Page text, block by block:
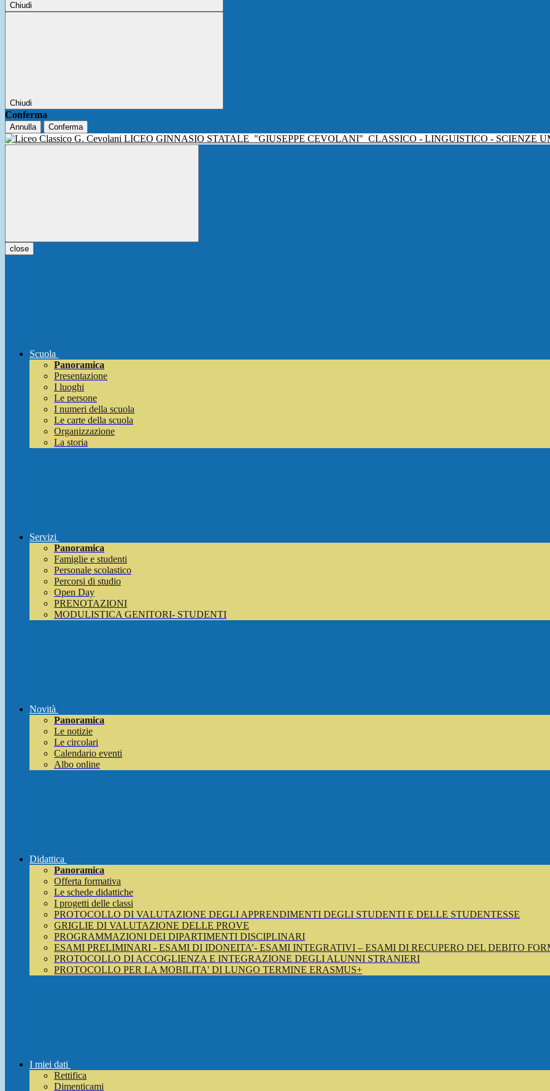
Chiudi
Chiudi
Conferma
Annulla Conferma
LICEO GINNASIO STATALE "GIUSEPPE CEVOLANI" CLASSICO - LINGUISTICO - SCIENZE
close
Scuola
Panoramica
Presentazione
I luoghi
Le persone
I numeri della scuola
Le carte della scuola
Organizzazione
La storia
Servizi
Panoramica
Famiglie e studenti
Personale scolastico
Percorsi di studio
Open Day
PRENOTAZIONI
MODULISTICA GENITORI- STUDENTI
Novità
Panoramica
Le notizie
Le circolari
Calendario eventi
Albo online
Didattica
Panoramica
Offerta formativa
Le schede didattiche
I progetti delle classi
PROTOCOLLO DI VALUTAZIONE DEGLI APPRENDIMENTI DEGLI STUDENTI E DELLE STUDENTESSE
GRIGLIE DI VALUTAZIONE DELLE PROVE
PROGRAMMAZIONI DEI DIPARTIMENTI DISCIPLINARI
ESAMI PRELIMINARI - ESAMI DI IDONEITA’- ESAMI INTEGRATIVI – ESAMI DI RECUPERO DEL DEBITO
PROTOCOLLO DI ACCOGLIENZA E INTEGRAZIONE DEGLI ALUNNI STRANIERI
PROTOCOLLO PER LA MOBILITA' DI LUNGO TERMINE ERASMUS+
I miei dati
Rettifica
Dimenticami